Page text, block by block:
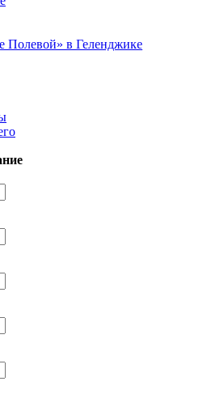
Полевой» в Геленджике